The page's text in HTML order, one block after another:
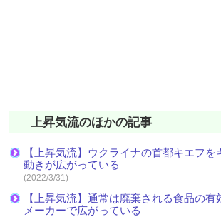
上昇気流のほかの記事
【上昇気流】ウクライナの首都キエフを
動きが広がっている
(2022/3/31)
【上昇気流】通常は廃棄される食品の
メーカーで広がっている